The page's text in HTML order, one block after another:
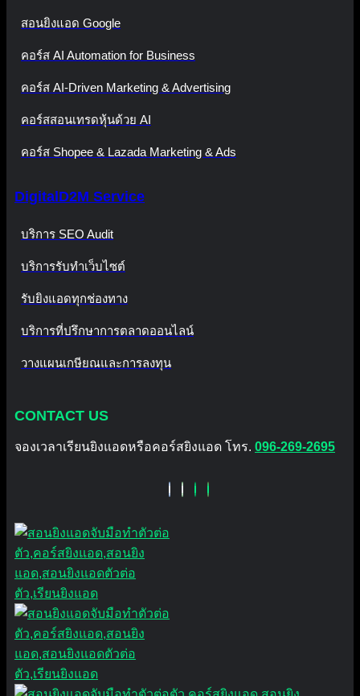
สอนยิงแอด Google
คอร์ส AI Automation for Business
คอร์ส AI-Driven Marketing & Advertising
คอร์สสอนเทรดหุ้นด้วย AI
คอร์ส Shopee & Lazada Marketing & Ads
DigitalD2M Service
บริการ SEO Audit
บริการรับทำเว็บไซต์
รับยิงแอดทุกช่องทาง
บริการที่ปรึกษาการตลาดออนไลน์
วางแผนเกษียณและการลงทุน
CONTACT US
จองเวลาเรียนยิงแอดหรือคอร์สยิงแอด โทร. 096-269-2695